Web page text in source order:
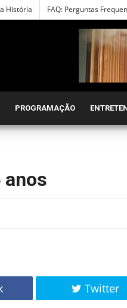
História FAQ: Perguntas
PROGRAMAÇÃO
anos
Twitter